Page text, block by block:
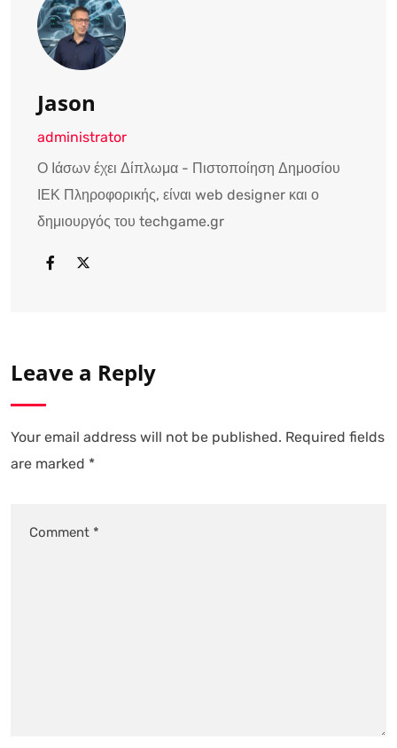
Jason
administrator
Ο Ιάσων έχει Δίπλωμα - Πιστοποίηση Δημοσίου
ΙΕΚ Πληροφορικής, είναι web designer και ο
δημιουργός του techgame.gr
Leave a Reply
Your email address will not be published. Required fields
are marked *